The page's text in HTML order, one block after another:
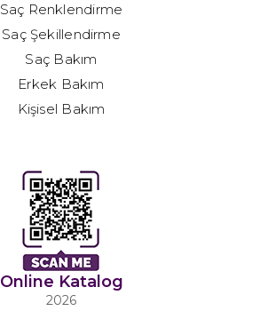
Saç Renklendirme
Saç Şekillendirme
Saç Bakım
Erkek Bakım
Kişisel Bakım
Online Katalog
2026